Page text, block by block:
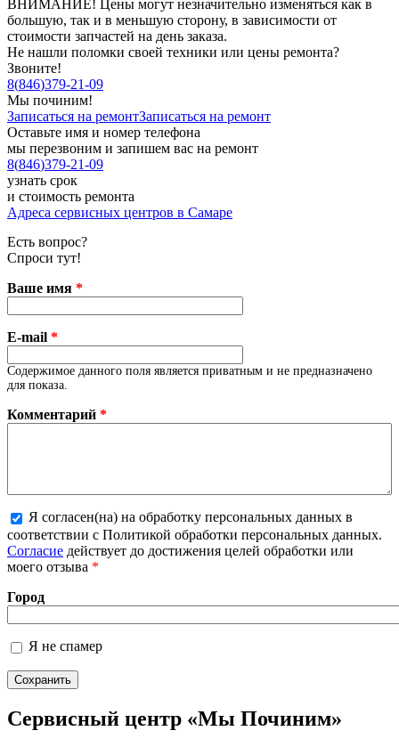
ВНИМАНИЕ! Цены могут незначительно изменяться как в
большую, так и в меньшую сторону, в зависимости от
стоимости запчастей на день заказа.
Не нашли поломки своей техники или цены ремонта?
Звоните!
8(846)379-21-09
Мы починим!
Записаться на ремонтЗаписаться на ремонт
Оставьте имя и номер телефона
мы перезвоним и запишем вас на ремонт
8(846)379-21-09
узнать срок
и стоимость ремонта
Адреса сервисных центров в Самаре
Есть вопрос?
Спроси тут!
Ваше имя *
E-mail *
Содержимое данного поля является приватным и не предназначено
для показа.
Комментарий *
Более подробная информация о текстовых
форматах
Я согласен(на) на обработку персональных данных в
соответствии с Политикой обработки персональных данных.
Согласие действует до достижения целей обработки или
моего отзыва *
Город
Я не спамер
Я спамер
Сервисный центр «Мы Починим»